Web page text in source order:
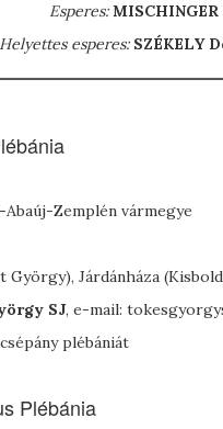
Esperes: MISCHINGER
Helyettes esperes: SZÉKELY
Abaúj-Zemplén vármegye
Járdánháza
SJ, e-mail:
plébániát
Plébánia